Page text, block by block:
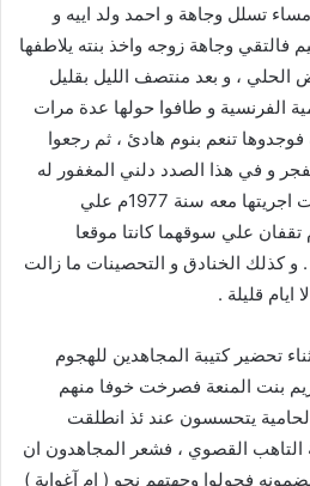
تسلل وجاهة و احمد ولد اييه و
وجاهة زوجه واخذ بنته يلاطفها
الحلي ، و بعد منتصف الليل بقليل
الفرنسية و طافوا حولها عدة مرات
فوجدوها تنعم بنوم هادئ ، ثم رجعوا
و في هذا الصدد دلني المغفور له
سيني بن الدرويش في لقاءات اجريتها معه سنة 1977م علي
تقفان علي سوقهما كانتا موقعا
. و كذلك الخنادق و التحصينات ما زالت
ايام قليلة .
نوفمبر و اثناء تحضير كتيبة المجاهدين للهجوم
بنت المنعة فصرخت خوفا منهم
يتحسسون عند ئذ انطلقت
التاهب القصوي ، فشعر المجاهدون ان
فحولوا وجهتهم نحو ( ام آغوابة )